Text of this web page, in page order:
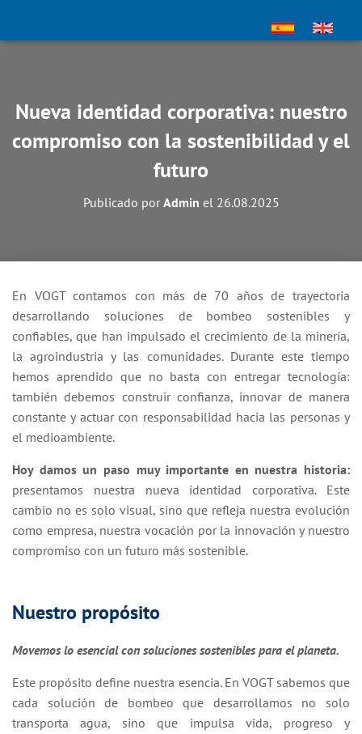
Nueva identidad corporativa: nuestro
compromiso con la sostenibilidad y el
futuro
Publicado por Admin el 26.08.2025
En VOGT contamos con más de 70 años de trayectoria
desarrollando soluciones de bombeo sostenibles y
confiables, que han impulsado el crecimiento de la minería,
la agroindustria y las comunidades. Durante este tiempo
hemos aprendido que no basta con entregar tecnología:
también debemos construir confianza, innovar de manera
constante y actuar con responsabilidad hacia las personas y
el medioambiente.
Hoy damos un paso muy importante en nuestra historia:
presentamos nuestra nueva identidad corporativa. Este
cambio no es solo visual, sino que refleja nuestra evolución
como empresa, nuestra vocación por la innovación y nuestro
compromiso con un futuro más sostenible.
Nuestro propósito
Movemos lo esencial con soluciones sostenibles para el planeta.
Este propósito define nuestra esencia. En VOGT sabemos que
cada solución de bombeo que desarrollamos no solo
transporta agua, sino que impulsa vida, progreso y